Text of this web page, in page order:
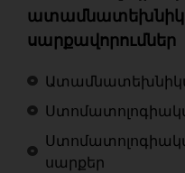
սարքավորումներ
սարքեր